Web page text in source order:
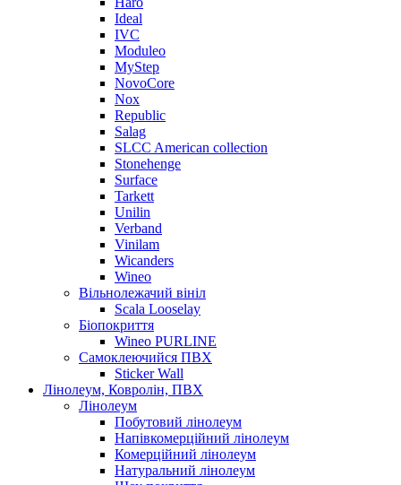
Ideal
IVC
Moduleo
MyStep
NovoCore
Nox
Republic
Salag
SLCC American collection
Stonehenge
Surface
Tarkett
Unilin
Verband
Vinilam
Wicanders
Wineo
Вільнолежачий вініл
Scala Looselay
Біопокриття
Wineo PURLINE
Самоклеючийся ПВХ
Sticker Wall
Лінолеум, Ковролін, ПВХ
Лінолеум
Побутовий лінолеум
Напівкомерційний лінолеум
Комерційний лінолеум
Натуральний лінолеум